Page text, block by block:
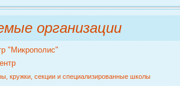
организации
"Микрополис"
кружки, секции и специализированные школы